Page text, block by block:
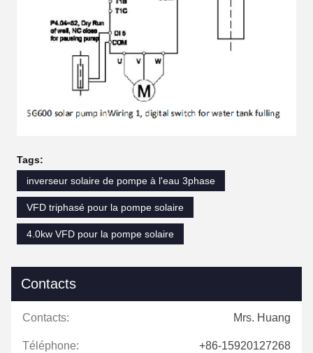
Tags:
inverseur solaire de pompe à l'eau 3phase
VFD triphasé pour la pompe solaire
4.0kw VFD pour la pompe solaire
Contacts
Contacts: Mrs. Huang
Téléphone: +86-15920127268